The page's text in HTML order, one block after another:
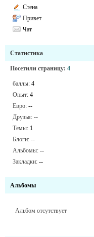
Стена
Привет
Чат
Статистика
Посетили страницу: 4
баллы: 4
Опыт: 4
Евро: --
Друзья: --
Темы: 1
Блоги: --
Альбомы: --
Закладки: --
Альбомы
Альбом отсутствует